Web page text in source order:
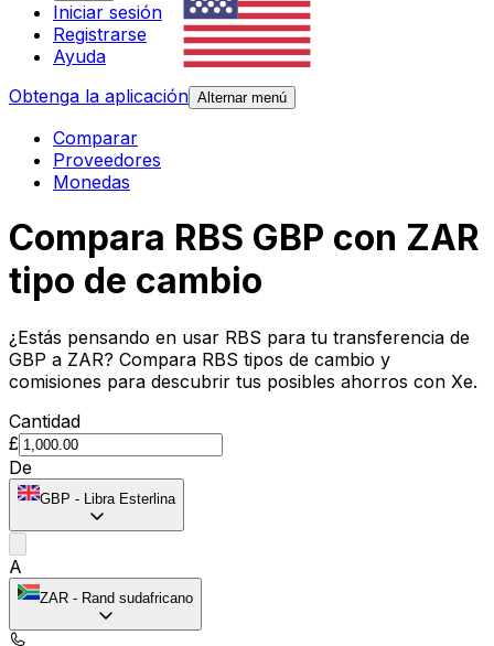
Iniciar sesión
Registrarse
Ayuda
Obtenga la aplicación Alternar menú
Comparar
Proveedores
Monedas
Compara RBS GBP con ZAR
tipo de cambio
¿Estás pensando en usar RBS para tu transferencia de
GBP a ZAR? Compara RBS tipos de cambio y
comisiones para descubrir tus posibles ahorros con Xe.
Cantidad
£
De
GBP - Libra Esterlina
A
ZAR - Rand sudafricano